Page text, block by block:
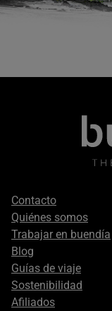
Footer
secondary
Contacto
Quiénes somos
Trabajar en buendía
Blog
Guías de viaje
Sostenibilidad
Afiliados